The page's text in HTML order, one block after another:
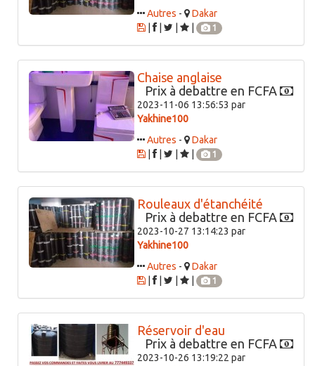
Autres -
Dakar
|
1
Chaise anglaise
Prix à debattre en FCFA
2023-11-06 13:56:53 par
Yakhine100
Autres -
Dakar
|
1
Rouleaux d'étanchéité
Prix à debattre en FCFA
2023-10-27 13:14:23 par
Yakhine100
Autres -
Dakar
|
1
Réservoir d'eau
Prix à debattre en FCFA
2023-10-26 13:19:22 par